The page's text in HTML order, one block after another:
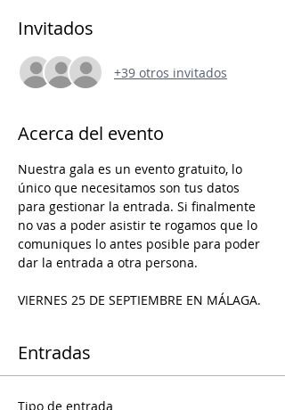
Invitados
+39 otros invitados
Acerca del evento
Nuestra gala es un evento gratuito, lo
único que necesitamos son tus datos
para gestionar la entrada. Si finalmente
no vas a poder asistir te rogamos que lo
comuniques lo antes posible para poder
dar la entrada a otra persona.
VIERNES 25 DE SEPTIEMBRE EN MÁLAGA.
Entradas
Tipo de entrada